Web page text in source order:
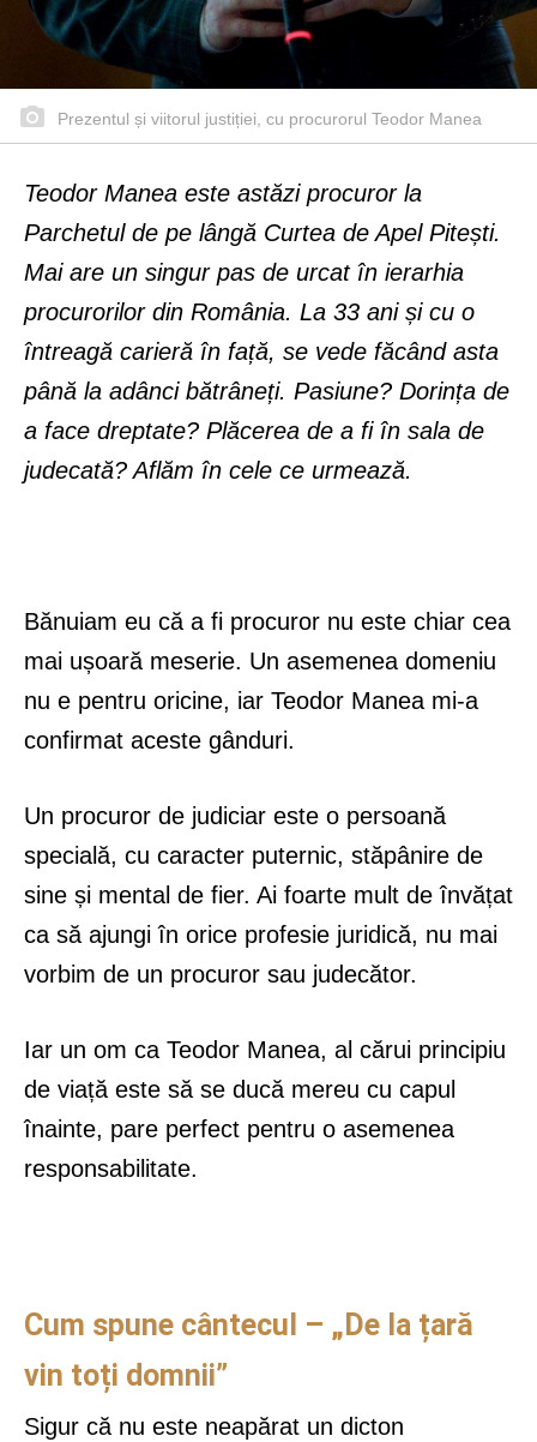
Prezentul și viitorul justiției, cu procurorul Teodor Manea
Teodor Manea este astăzi procuror la
Parchetul de pe lângă Curtea de Apel Pitești.
Mai are un singur pas de urcat în ierarhia
procurorilor din România. La 33 ani și cu o
întreagă carieră în față, se vede făcând asta
până la adânci bătrâneți. Pasiune? Dorința de
a face dreptate? Plăcerea de a fi în sala de
judecată? Aflăm în cele ce urmează.
Bănuiam eu că a fi procuror nu este chiar cea
mai ușoară meserie. Un asemenea domeniu
nu e pentru oricine, iar Teodor Manea mi-a
confirmat aceste gânduri.
Un procuror de judiciar este o persoană
specială, cu caracter puternic, stăpânire de
sine și mental de fier. Ai foarte mult de învățat
ca să ajungi în orice profesie juridică, nu mai
vorbim de un procuror sau judecător.
Iar un om ca Teodor Manea, al cărui principiu
de viață este să se ducă mereu cu capul
înainte, pare perfect pentru o asemenea
responsabilitate.
Cum spune cântecul – „De la țară
vin toți domnii”
Sigur că nu este neapărat un dicton